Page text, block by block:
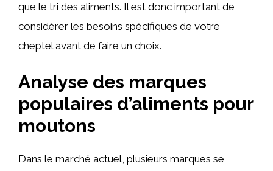
que le tri des aliments. Il est donc important de
considérer les besoins spécifiques de votre
cheptel avant de faire un choix.
Analyse des marques
populaires d’aliments pour
moutons
Dans le marché actuel, plusieurs marques se